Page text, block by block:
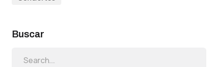
Buscar